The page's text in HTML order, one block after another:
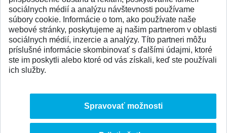
SPÄŤ NA VRCH
sociálnych médií a analýzu návštevnosti používame
súbory cookie. Informácie o tom, ako používate naše
webové stránky, poskytujeme aj našim partnerom v oblasti
sociálnych médií, inzercie a analýzy. Títo partneri môžu
príslušné informácie skombinovať s ďalšími údajmi, ktoré
ste im poskytli alebo ktoré od vás získali, keď ste používali
ich služby.
Spravovať možnosti